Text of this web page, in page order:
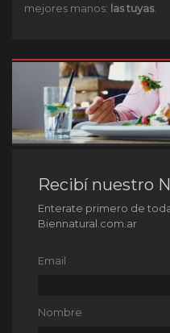
mejores manos: las tuyas.
Recibí nuestro
Enterate primero de
Biennatural.com.ar
Email
Nombre